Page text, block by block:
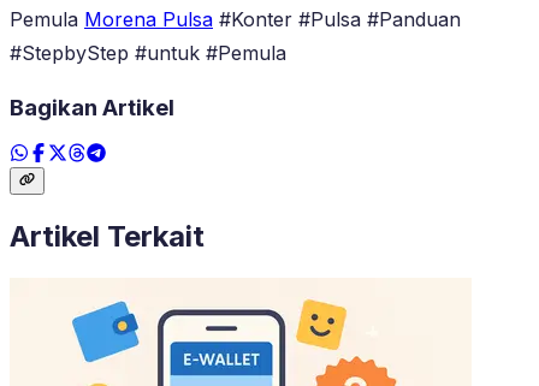
Pemula Morena Pulsa #Konter #Pulsa #Panduan
#StepbyStep #untuk #Pemula
Bagikan Artikel
Artikel Terkait